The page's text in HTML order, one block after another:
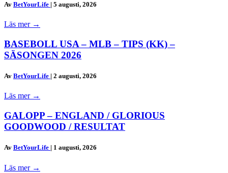
Av BetYourLife | 5 augusti, 2026
Läs mer →
BASEBOLL USA – MLB – TIPS (KK) –
SÄSONGEN 2026
Av BetYourLife | 2 augusti, 2026
Läs mer →
GALOPP – ENGLAND / GLORIOUS
GOODWOOD / RESULTAT
Av BetYourLife | 1 augusti, 2026
Läs mer →